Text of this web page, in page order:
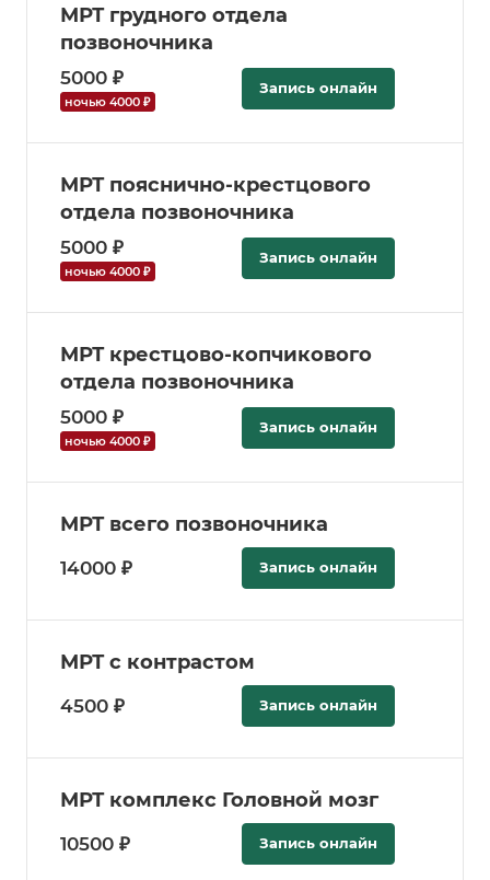
МРТ грудного отдела
позвоночника
5000 ₽
ночью 4000 ₽
Запись онлайн
МРТ пояснично-крестцового
отдела позвоночника
5000 ₽
ночью 4000 ₽
Запись онлайн
МРТ крестцово-копчикового
отдела позвоночника
5000 ₽
ночью 4000 ₽
Запись онлайн
МРТ всего позвоночника
14000 ₽ Запись онлайн
МРТ с контрастом
4500 ₽ Запись онлайн
МРТ комплекс Головной мозг
10500 ₽ Запись онлайн